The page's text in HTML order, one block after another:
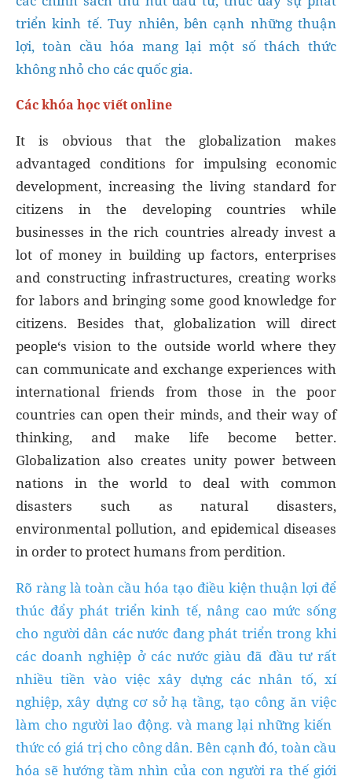
triển kinh tế. Tuy nhiên, bên cạnh những thuận
lợi, toàn cầu hóa mang lại một số thách thức
không nhỏ cho các quốc gia.
Các khóa học viết online
It is obvious that the globalization makes
advantaged conditions for impulsing economic
development, increasing the living standard for
citizens in the developing countries while
businesses in the rich countries already invest a
lot of money in building up factors, enterprises
and constructing infrastructures, creating works
for labors and bringing some good knowledge for
citizens. Besides that, globalization will direct
people‘s vision to the outside world where they
can communicate and exchange experiences with
international friends from those in the poor
countries can open their minds, and their way of
thinking, and make life become better.
Globalization also creates unity power between
nations in the world to deal with common
disasters such as natural disasters,
environmental pollution, and epidemical diseases
in order to protect humans from perdition.
Rõ ràng là toàn cầu hóa tạo điều kiện thuận lợi để
thúc đẩy phát triển kinh tế, nâng cao mức sống
cho người dân các nước đang phát triển trong khi
các doanh nghiệp ở các nước giàu đã đầu tư rất
nhiều tiền vào việc xây dựng các nhân tố, xí
nghiệp, xây dựng cơ sở hạ tầng, tạo công ăn việc
làm cho người lao động. và mang lại những kiến ​​
thức có giá trị cho công dân. Bên cạnh đó, toàn cầu
hóa sẽ hướng tầm nhìn của con người ra thế giới